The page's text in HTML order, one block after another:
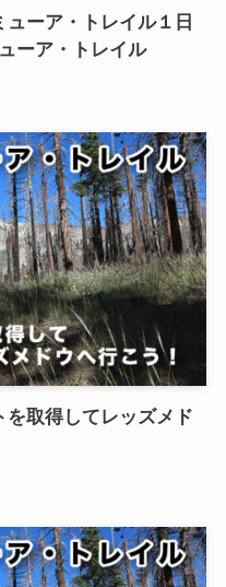
ーア・トレイル１日
ーア・トレイル
取得してレッズメド